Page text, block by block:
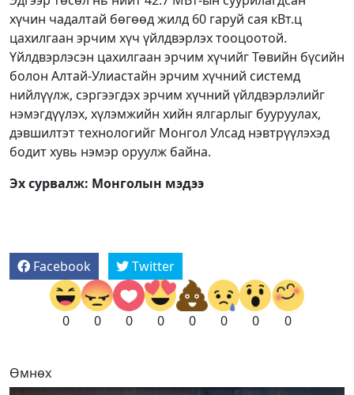
хүчин чадалтай бөгөөд жилд 60 гаруй сая кВт.ц
цахилгаан эрчим хүч үйлдвэрлэх тооцоотой.
Үйлдвэрлэсэн цахилгаан эрчим хүчийг Төвийн бүсийн
болон Алтай-Улиастайн эрчим хүчний системд
нийлүүлж, сэргээгдэх эрчим хүчний үйлдвэрлэлийг
нэмэгдүүлэх, хүлэмжийн хийн ялгарлыг бууруулах,
дэвшилтэт технологийг Монгол Улсад нэвтрүүлэхэд
бодит хувь нэмэр оруулж байна.
Эх сурвалж: Монголын мэдээ
Facebook Twitter
0 0 0 0 0 0 0 0
Өмнөх